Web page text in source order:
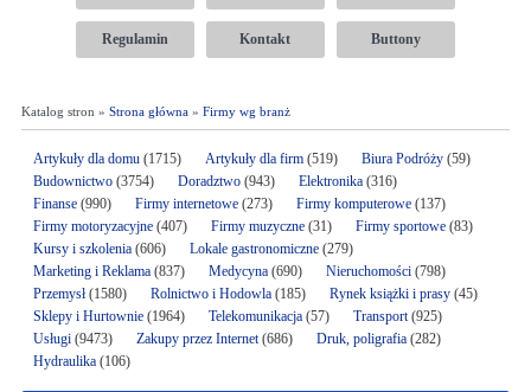
Regulamin Kontakt Buttony
Katalog stron » Strona główna» Firmy wg branż
Artykuły dla domu(1715) Artykuły dla firm(519) Biura Podróży(59)
Budownictwo(3754) Doradztwo(943) Elektronika (316)
Finanse(990) Firmy internetowe (273) Firmy komputerowe(137)
Firmy motoryzacyjne(407) Firmy muzyczne(31) Firmy sportowe(83)
Kursy i szkolenia(606) Lokale gastronomiczne(279)
Marketing i Reklama(837) Medycyna(690) Nieruchomości(798)
Przemysł(1580) Rolnictwo i Hodowla(185) Rynek książki i prasy(45)
Sklepy i Hurtownie(1964) Telekomunikacja(57) Transport(925)
Usługi(9473) Zakupy przez Internet(686) Druk, poligrafia(282)
Hydraulika(106)